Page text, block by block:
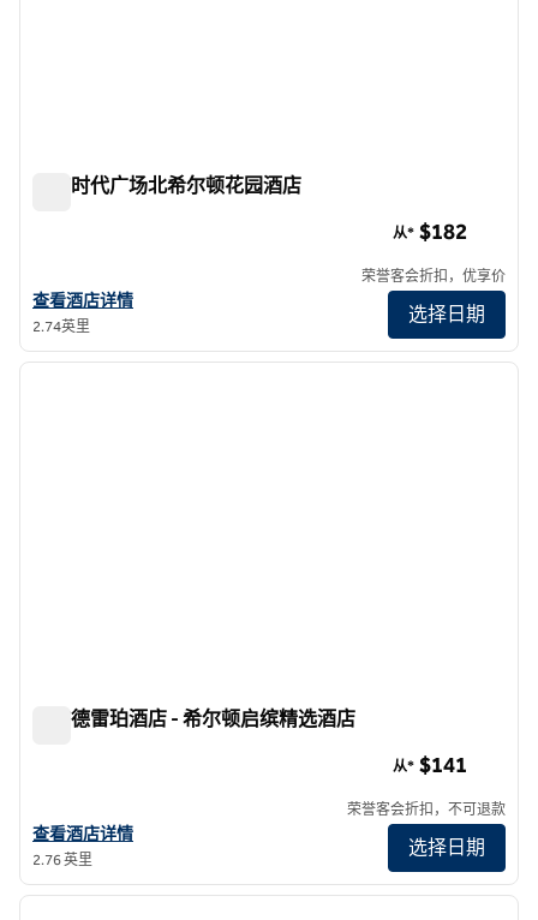
纽约时代广场北希尔顿花园酒店
查看希尔顿花园酒店纽约时代广场北的酒店详情
查看酒店详情
2.74英里
从* $182
荣誉客会折扣，优享价
选择日期
1/12
1/12
下一
纽约德雷珀酒店 - 希尔顿启缤精选酒店
查看希尔顿启缤精选纽约德雷珀酒店的详细信息
查看酒店详情
2.76 英里
从* $141
荣誉客会折扣，不可退款
选择日期
1/5
1/5
下一